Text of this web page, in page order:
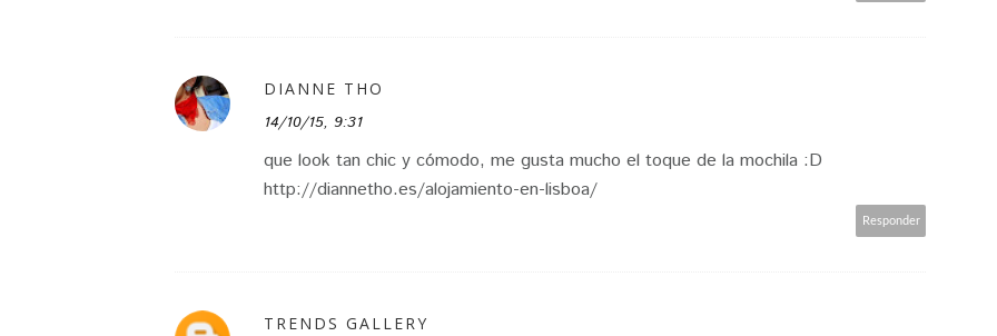
DIANNE THO
14/10/15, 9:31
que look tan chic y cómodo, me gusta mucho el toque de la mochila :D
http://diannetho.es/alojamiento-en-lisboa/
Responder
TRENDS GALLERY